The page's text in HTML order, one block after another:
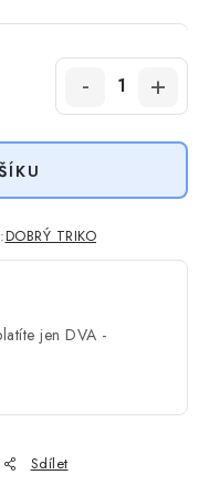
DOBRÝ TRIKO
jen DVA -
Sdílet